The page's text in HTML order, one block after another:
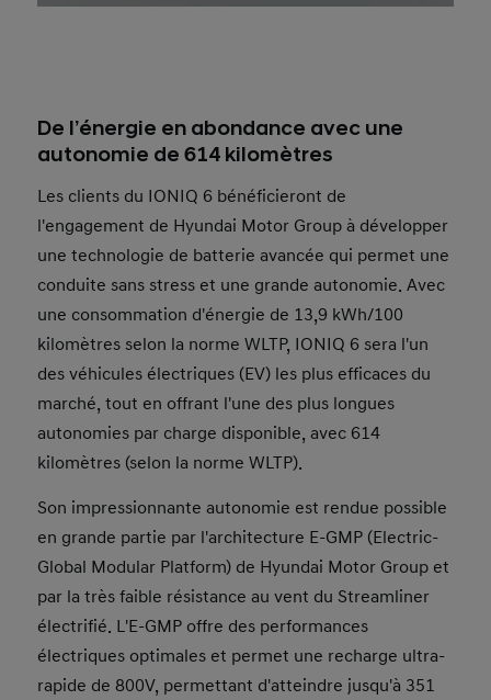
De l’énergie en abondance avec une
autonomie de 614 kilomètres
Les clients du IONIQ 6 bénéficieront de
l'engagement de Hyundai Motor Group à développer
une technologie de batterie avancée qui permet une
conduite sans stress et une grande autonomie. Avec
une consommation d'énergie de 13,9 kWh/100
kilomètres selon la norme WLTP, IONIQ 6 sera l'un
des véhicules électriques (EV) les plus efficaces du
marché, tout en offrant l'une des plus longues
autonomies par charge disponible, avec 614
kilomètres (selon la norme WLTP).
Son impressionnante autonomie est rendue possible
en grande partie par l'architecture E-GMP (Electric-
Global Modular Platform) de Hyundai Motor Group et
par la très faible résistance au vent du Streamliner
électrifié. L'E-GMP offre des performances
électriques optimales et permet une recharge ultra-
rapide de 800V, permettant d'atteindre jusqu'à 351